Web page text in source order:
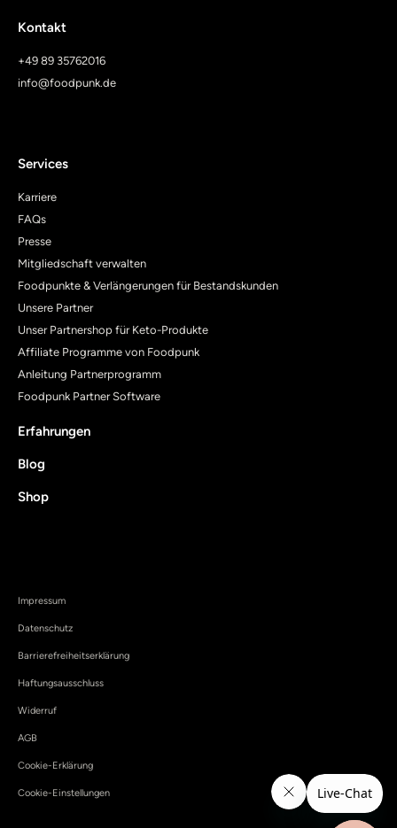
Kontakt
+49 89 35762016
info@foodpunk.de
Services
Karriere
FAQs
Presse
Mitgliedschaft verwalten
Foodpunkte & Verlängerungen für Bestandskunden
Unsere Partner
Unser Partnershop für Keto-Produkte
Affiliate Programme von Foodpunk
Anleitung Partnerprogramm
Foodpunk Partner Software
Erfahrungen
Blog
Shop
Impressum
Datenschutz
Barrierefreiheitserklärung
Haftungsausschluss
Widerruf
AGB
Cookie-Erklärung
Cookie-Einstellungen